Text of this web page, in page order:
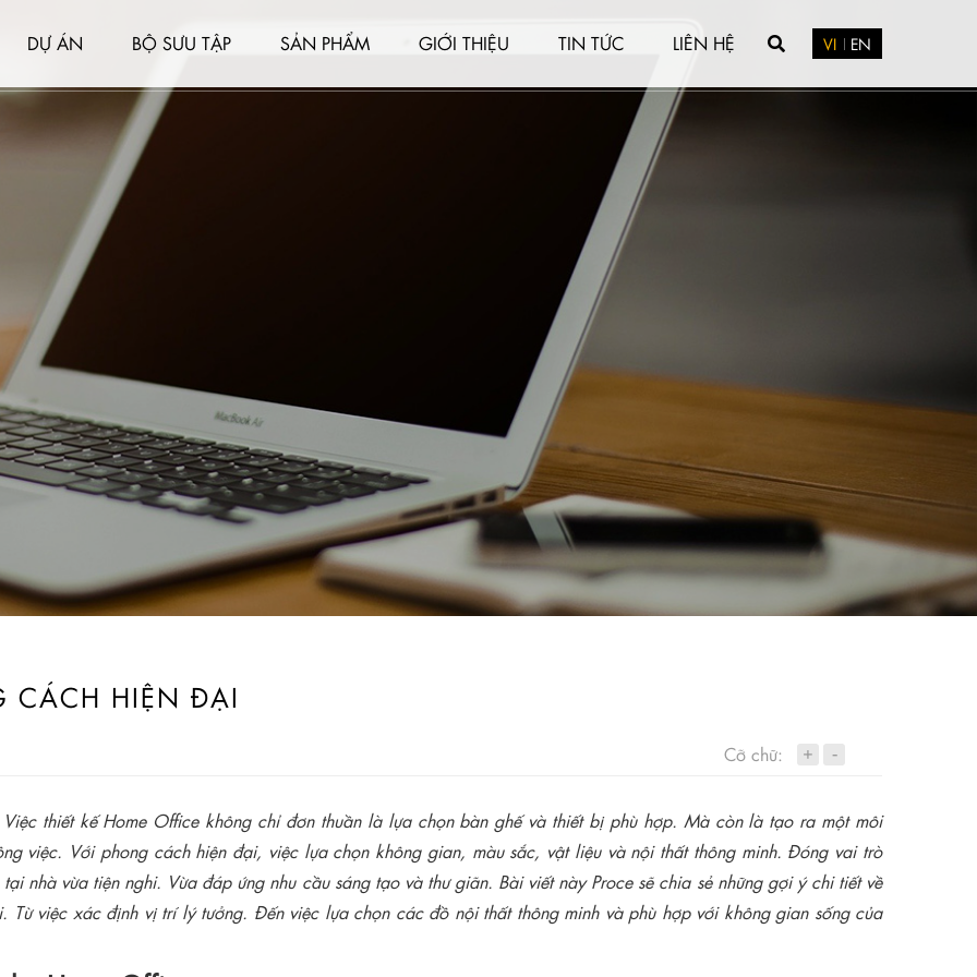
DỰ ÁN BỘ SƯU TẬP SẢN PHẨM GIỚI THIỆU TIN TỨC LIÊN HỆ VI EN
CÁCH HIỆN ĐẠI
Cỡ chữ: + -
thiết kế Home Office không chỉ đơn thuần là lựa chọn bàn ghế và thiết bị phù hợp. Mà còn là tạo ra một môi
việc. Với phong cách hiện đại, việc lựa chọn không gian, màu sắc, vật liệu và nội thất thông minh. Đóng vai trò
nhà vừa tiện nghi. Vừa đáp ứng nhu cầu sáng tạo và thư giãn. Bài viết này Proce sẽ chia sẻ những gợi ý chi tiết về
Từ việc xác định vị trí lý tưởng. Đến việc lựa chọn các đồ nội thất thông minh và phù hợp với không gian sống của